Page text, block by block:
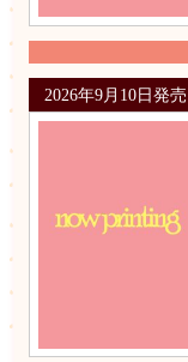
2026年9月10日発売